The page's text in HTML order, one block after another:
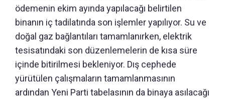
ödemenin ekim ayında yapılacağı belirtilen
binanın iç tadilatında son işlemler yapılıyor. Su ve
doğal gaz bağlantıları tamamlanırken, elektrik
tesisatındaki son düzenlemelerin de kısa süre
içinde bitirilmesi bekleniyor. Dış cephede
yürütülen çalışmaların tamamlanmasının
ardından Yeni Parti tabelasının da binaya asılacağı